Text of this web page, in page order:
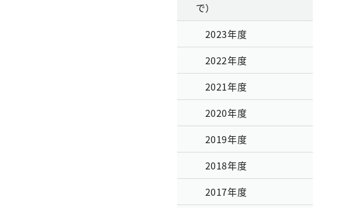
で）
2023年度
2022年度
2021年度
2020年度
2019年度
2018年度
2017年度